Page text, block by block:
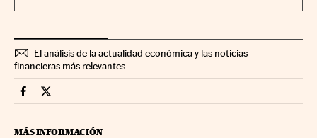
El análisis de la actualidad económica y las noticias
financieras más relevantes
Companias Cinco Días en Facebook
Companias Cinco Días en Twitter
MÁS INFORMACIÓN